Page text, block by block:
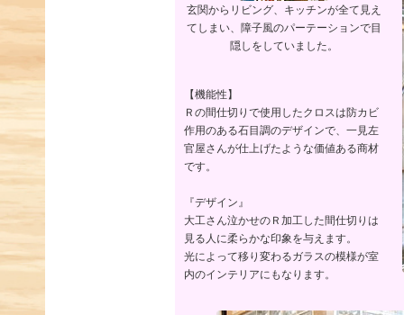
玄関からリビング、キッチンが全て見え
てしまい、障子風のパーテーションで目
隠しをしていました。
【機能性】
Ｒの間仕切りで使用したクロスは防カビ
作用のある石目調のデザインで、一見左
官屋さんが仕上げたような価値ある商材
です。
『デザイン』
大工さん泣かせのＲ加工した間仕切りは
見る人に柔らかな印象を与えます。
光によって移り変わるガラスの模様が室
内のインテリアにもなります。